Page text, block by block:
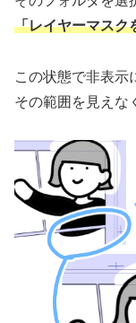
「レイヤーマスク
この状態で非表示
その範囲を見えな